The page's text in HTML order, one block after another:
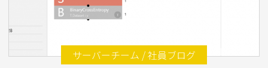
2018.02.15
サーバーチーム / 社員ブログ